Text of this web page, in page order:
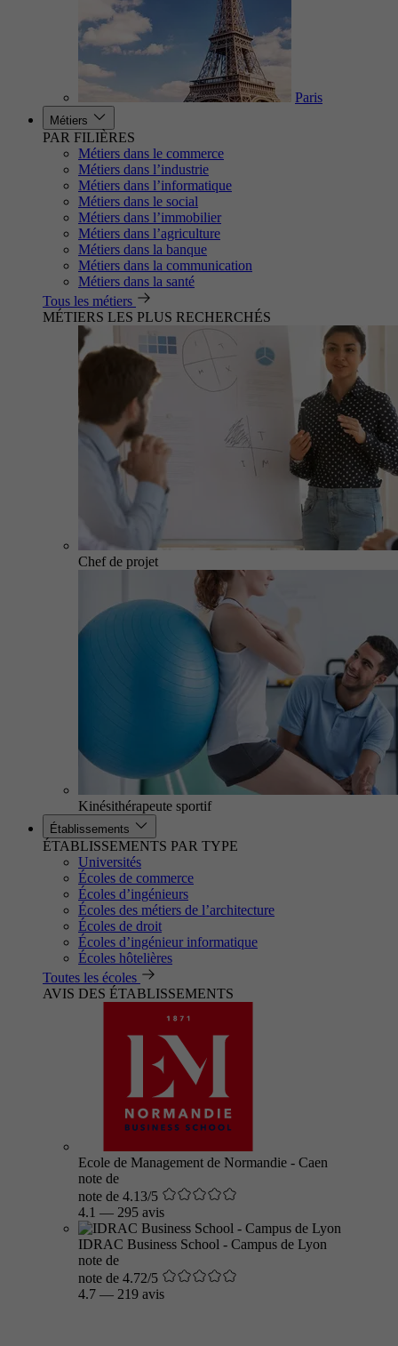
Paris
Métiers
PAR FILIÈRES
Métiers dans le commerce
Métiers dans l’industrie
Métiers dans l’informatique
Métiers dans le social
Métiers dans l’immobilier
Métiers dans l’agriculture
Métiers dans la banque
Métiers dans la communication
Métiers dans la santé
Tous les métiers
MÉTIERS LES PLUS RECHERCHÉS
Chef de projet
Kinésithérapeute sportif
Établissements
ÉTABLISSEMENTS PAR TYPE
Universités
Écoles de commerce
Écoles d’ingénieurs
Écoles des métiers de l’architecture
Écoles de droit
Écoles d’ingénieur informatique
Écoles hôtelières
Toutes les écoles
AVIS DES ÉTABLISSEMENTS
Ecole de Management de Normandie - Caen
note de
note de 4.13/5
4.1 — 295 avis
IDRAC Business School - Campus de Lyon
note de
note de 4.72/5
4.7 — 219 avis